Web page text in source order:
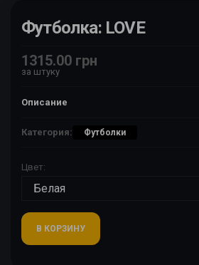
Футболка: LOVE
1315.00 грн
за штуку
Описание
Категория: Футболки
Цвет:
В КОРЗИНУ